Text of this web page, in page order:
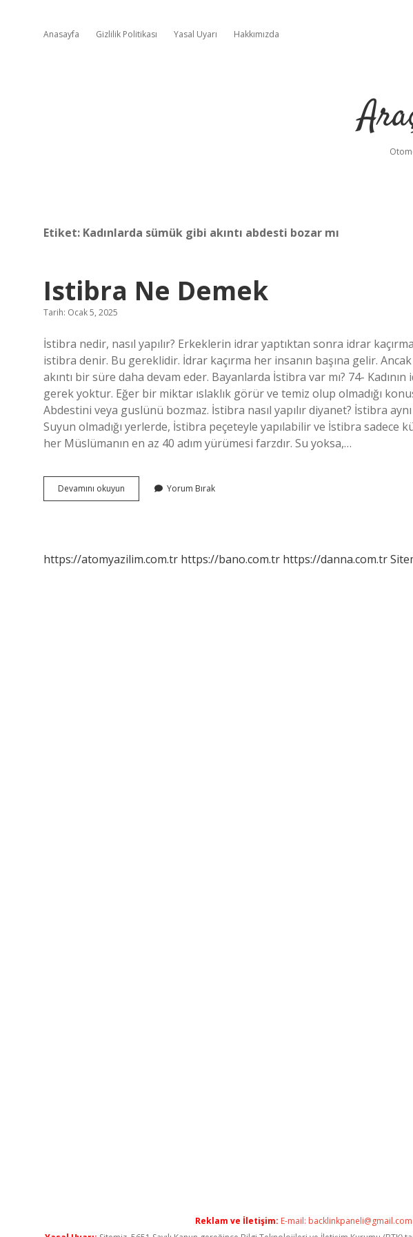
Anasayfa Gizlilik Politikası Yasal Uyarı Hakkımızda
Etiket: Kadınlarda sümük gibi akıntı abdesti bozar mı
Istibra Ne Demek
Tarih: Ocak 5, 2025
İstibra nedir, nasıl yapılır? Erkeklerin idrar yaptıktan sonra idrar
istibra denir. Bu gereklidir. İdrar kaçırma her insanın başına gelir.
akıntı bir süre daha devam eder. Bayanlarda İstibra var mı? 74-
gerek yoktur. Eğer bir miktar ıslaklık görür ve temiz olup olmadığı
Abdestini veya guslünü bozmaz. İstibra nasıl yapılır diyanet? İstibra
Suyun olmadığı yerlerde, İstibra peçeteyle yapılabilir ve İstibra sadece
her Müslümanın en az 40 adım yürümesi farzdır. Su yoksa,…
Devamını okuyun
Ne
Yorum Bırak
https://atomyazilim.com.tr https://bano.com.tr https://danna.com.tr
Reklam ve İletişim: E-mail: backlinkpaneli@gmail.com